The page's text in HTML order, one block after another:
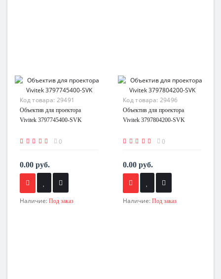
Код товара: 29491
Объектив для проектора
Vivitek 3797745400-SVK
0
0.00 руб.
Наличие: Под заказ
Код товара: 29496
Объектив для проектора
Vivitek 3797804200-SVK
0
0.00 руб.
Наличие: Под заказ